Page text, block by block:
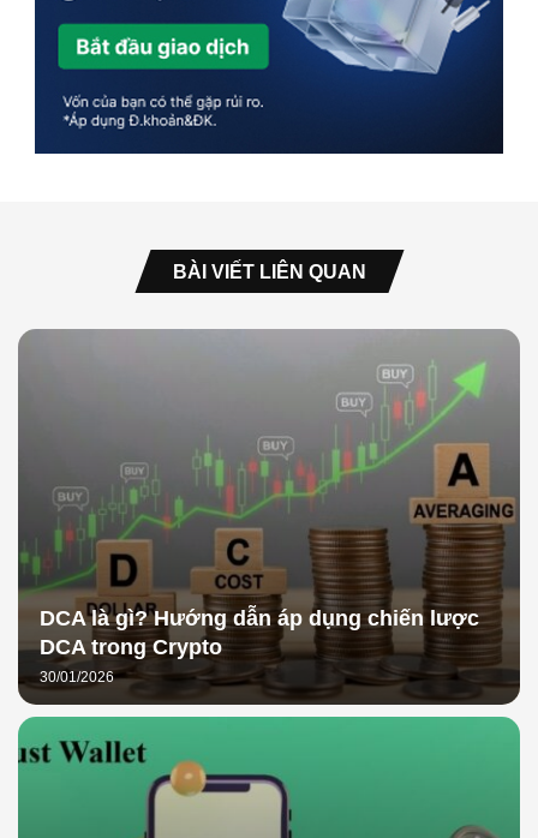
BÀI VIẾT LIÊN QUAN
DCA là gì? Hướng dẫn áp dụng chiến lược
DCA trong Crypto
30/01/2026